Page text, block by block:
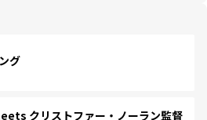
グ
クリストファー・ノーラン監督